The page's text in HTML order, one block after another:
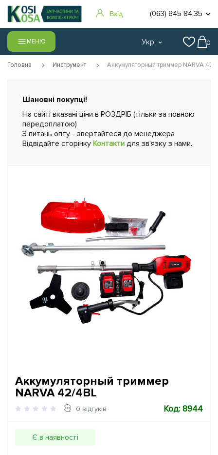
Вхід (063) 645 84 35
МЕНЮ Укр 0
Головна Инструмент Аккумуляторный триммер NARVA 42/
Шановні покупці!
На сайті вказані ціни в РОЗДРІБ (тільки за повною
передоплатою)
З питань опту - звертайтеся до менеджера
Відвідайте сторінку Контакти для зв'язку з нами.
Аккумуляторный триммер
NARVA 42/4BL
0 відгуків Код: 8944
Є в наявності